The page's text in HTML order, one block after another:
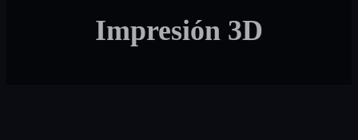
Impresión 3D